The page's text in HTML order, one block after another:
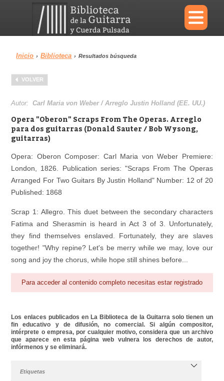
×
Menu
Biblioteca Diccionario
Área personal Reproductor
Inicio › Biblioteca › Resultados búsqueda
VOLVER
Autor:Carl Maria von Weber / Arreglo Justin Holland (EE. UU.)
Opera "Oberon" Scraps From The Operas. Arreglo
para dos guitarras (Donald Sauter / Bob Wysong,
guitarras)
Opera: Oberon Composer: Carl Maria von Weber Premiere:
London, 1826. Publication series: "Scraps From The Operas
Arranged For Two Guitars By Justin Holland" Number: 12 of 20
Published: 1868
Scrap 1: Allegro. This duet between the secondary characters
Fatima and Sherasmin is heard in Act 3 of 3. Unfortunately,
they find themselves enslaved. Fortunately, they are slaves
together! "Why repine? Let's be merry while we may, love our
song and joy the chorus, while hope still shines before...
Para acceder al contenido completo necesitas estar registrado
Los enlaces publicados en La Biblioteca de la Guitarra solo tienen un
fin educativo y de difusión, no comercial. Si algún compositor,
intérprete o empresa, por cualquier motivo, considera que un archivo
que aparece en esta página web vulnera los derechos de autor,
infórmenos y se eliminará.
Etiquetas